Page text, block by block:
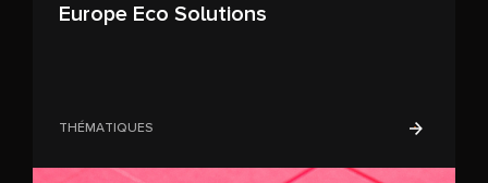
Europe Eco Solutions
THÉMATIQUES